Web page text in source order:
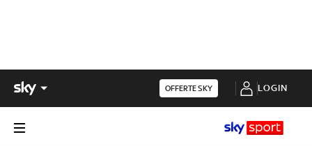
OFFERTE SKY LOGIN